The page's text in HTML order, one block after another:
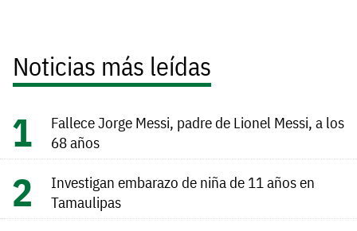
Noticias más leídas
Fallece Jorge Messi, padre de Lionel Messi, a los
68 años
Investigan embarazo de niña de 11 años en
Tamaulipas